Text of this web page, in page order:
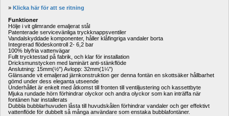
» Klicka här för att se ritning
Funktioner
Hölje i vit glimrande emaljerat stål
Patenterade servicevänliga tryckknappsventiler
Vandalskyddade komponenter, håller klåfingriga vandaler borta
Integrerad flödeskontroll 2- 6,2 bar
100% blyfria vattenvägar
Fullt trycktestad på fabrik, och klar för installation
Dricksmunstycken med laminärt anti-stänkflöde
Anslutning: 15mm(½") Avlopp: 32mm(1¼")
Glänsande vit emaljerad järnkonstruktion ger denna fontän en skottsäker hållbarhet
gömd under dess eleganta utseende
Underhållet är enkelt med åtkomst till fronten till ventiljustering och kassettbyte
Mjuka rundade hörn förhindrar olyckor och andra olyckor som kan inträffa när
fontänen har installerats
Dubbla bubblarhuvuden låsta till huvudskålen förhindrar vandaler och ger effektivt
vattenflöde för dubbelt så många användare som enstaka bubblafontäner.